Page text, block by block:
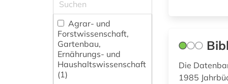
Agrar- und
Forstwissenschaft,
Gartenbau,
Ernährungs- und
Haushaltswissenschaft
(1)
Die
1985